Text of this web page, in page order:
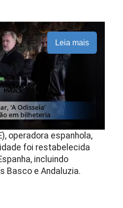
Leia mais
operadora espanhola,
foi restabelecida
incluindo
Basco e Andaluzia.